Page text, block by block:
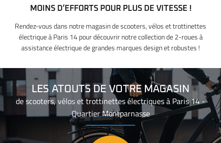
MOINS D’EFFORTS POUR PLUS DE VITESSE !
Rendez-vous dans notre magasin de scooters, vélos et trottinettes
électrique à Paris 14 pour découvrir notre collection de 2-roues à
assistance électrique de grandes marques design et robustes !
LES ATOUTS DE VOTRE MAGASIN
de scooters, vélos et trottinettes électriques à Paris 14 -
Quartier Montparnasse